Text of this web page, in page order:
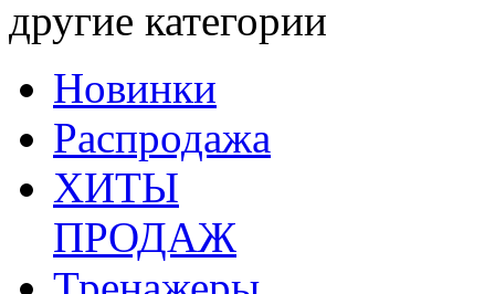
другие категории
Новинки
Распродажа
ХИТЫ
ПРОДАЖ